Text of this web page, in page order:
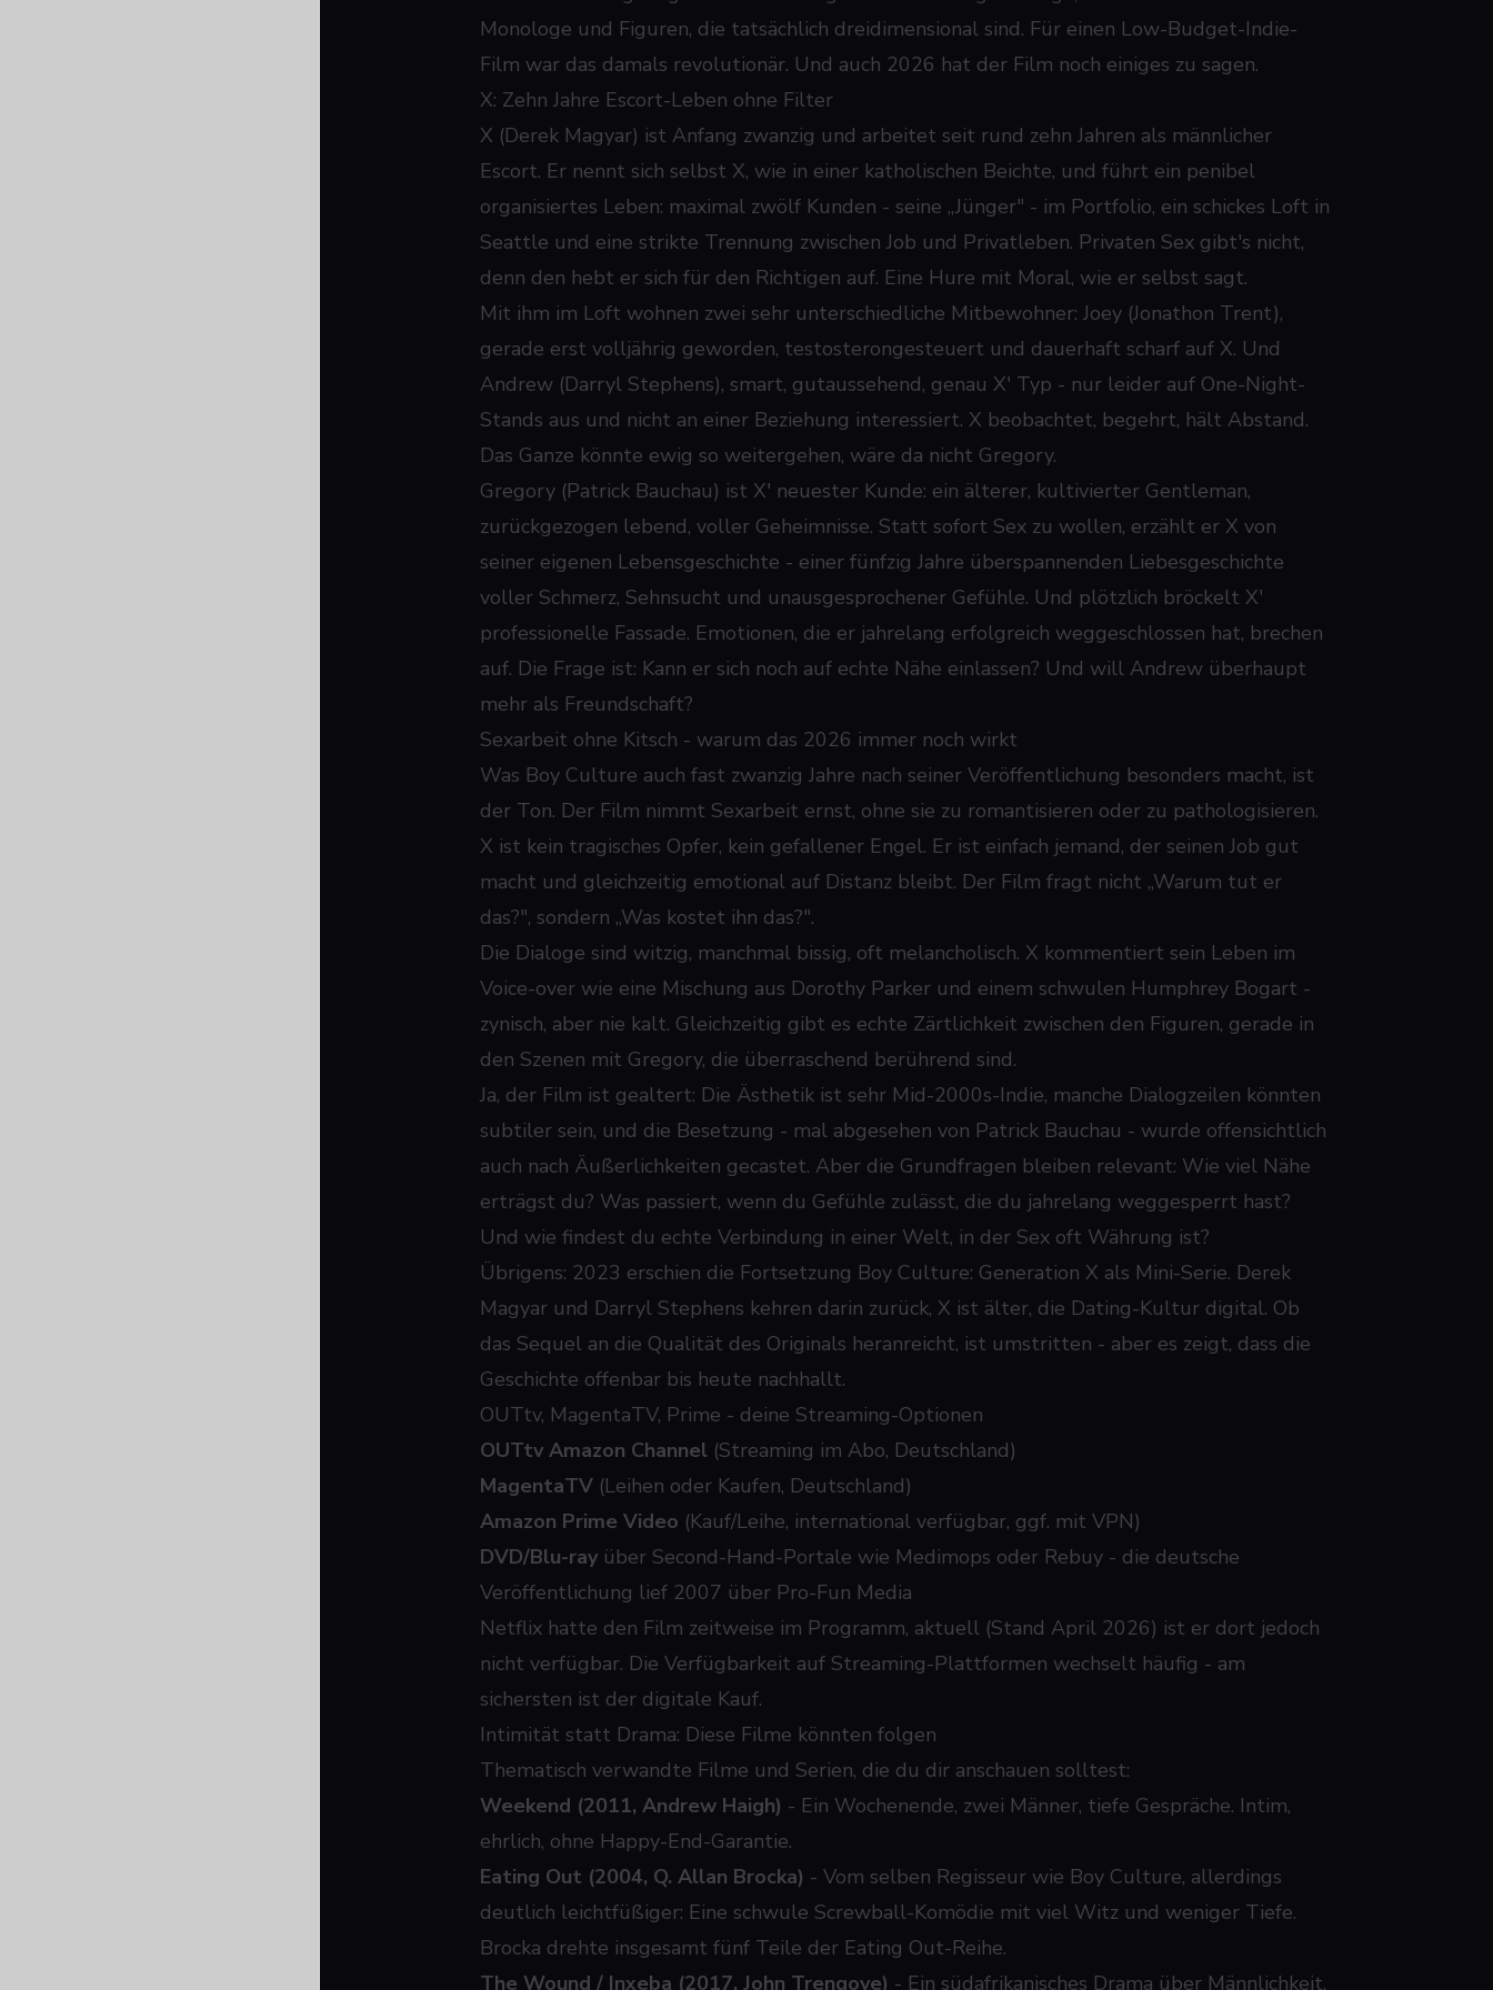
Monologe und Figuren, die tatsächlich dreidimensional sind. Für einen Low-Budget-Indie-
Film war das damals revolutionär. Und auch 2026 hat der Film noch einiges zu sagen.
X: Zehn Jahre Escort-Leben ohne Filter
X (Derek Magyar) ist Anfang zwanzig und arbeitet seit rund zehn Jahren als männlicher
Escort. Er nennt sich selbst X, wie in einer katholischen Beichte, und führt ein penibel
organisiertes Leben: maximal zwölf Kunden - seine „Jünger" - im Portfolio, ein schickes Loft in
Seattle und eine strikte Trennung zwischen Job und Privatleben. Privaten Sex gibt's nicht,
denn den hebt er sich für den Richtigen auf. Eine Hure mit Moral, wie er selbst sagt.
Mit ihm im Loft wohnen zwei sehr unterschiedliche Mitbewohner: Joey (Jonathon Trent),
gerade erst volljährig geworden, testosterongesteuert und dauerhaft scharf auf X. Und
Andrew (Darryl Stephens), smart, gutaussehend, genau X' Typ - nur leider auf One-Night-
Stands aus und nicht an einer Beziehung interessiert. X beobachtet, begehrt, hält Abstand.
Das Ganze könnte ewig so weitergehen, wäre da nicht Gregory.
Gregory (Patrick Bauchau) ist X' neuester Kunde: ein älterer, kultivierter Gentleman,
zurückgezogen lebend, voller Geheimnisse. Statt sofort Sex zu wollen, erzählt er X von
seiner eigenen Lebensgeschichte - einer fünfzig Jahre überspannenden Liebesgeschichte
voller Schmerz, Sehnsucht und unausgesprochener Gefühle. Und plötzlich bröckelt X'
professionelle Fassade. Emotionen, die er jahrelang erfolgreich weggeschlossen hat, brechen
auf. Die Frage ist: Kann er sich noch auf echte Nähe einlassen? Und will Andrew überhaupt
mehr als Freundschaft?
Sexarbeit ohne Kitsch - warum das 2026 immer noch wirkt
Was Boy Culture auch fast zwanzig Jahre nach seiner Veröffentlichung besonders macht, ist
der Ton. Der Film nimmt Sexarbeit ernst, ohne sie zu romantisieren oder zu pathologisieren.
X ist kein tragisches Opfer, kein gefallener Engel. Er ist einfach jemand, der seinen Job gut
macht und gleichzeitig emotional auf Distanz bleibt. Der Film fragt nicht „Warum tut er
das?", sondern „Was kostet ihn das?".
Die Dialoge sind witzig, manchmal bissig, oft melancholisch. X kommentiert sein Leben im
Voice-over wie eine Mischung aus Dorothy Parker und einem schwulen Humphrey Bogart -
zynisch, aber nie kalt. Gleichzeitig gibt es echte Zärtlichkeit zwischen den Figuren, gerade in
den Szenen mit Gregory, die überraschend berührend sind.
Ja, der Film ist gealtert: Die Ästhetik ist sehr Mid-2000s-Indie, manche Dialogzeilen könnten
subtiler sein, und die Besetzung - mal abgesehen von Patrick Bauchau - wurde offensichtlich
auch nach Äußerlichkeiten gecastet. Aber die Grundfragen bleiben relevant: Wie viel Nähe
erträgst du? Was passiert, wenn du Gefühle zulässt, die du jahrelang weggesperrt hast?
Und wie findest du echte Verbindung in einer Welt, in der Sex oft Währung ist?
Übrigens: 2023 erschien die Fortsetzung Boy Culture: Generation X als Mini-Serie. Derek
Magyar und Darryl Stephens kehren darin zurück, X ist älter, die Dating-Kultur digital. Ob
das Sequel an die Qualität des Originals heranreicht, ist umstritten - aber es zeigt, dass die
Geschichte offenbar bis heute nachhallt.
OUTtv, MagentaTV, Prime - deine Streaming-Optionen
OUTtv Amazon Channel (Streaming im Abo, Deutschland)
MagentaTV (Leihen oder Kaufen, Deutschland)
Amazon Prime Video (Kauf/Leihe, international verfügbar, ggf. mit VPN)
DVD/Blu-ray über Second-Hand-Portale wie Medimops oder Rebuy - die deutsche
Veröffentlichung lief 2007 über Pro-Fun Media
Netflix hatte den Film zeitweise im Programm, aktuell (Stand April 2026) ist er dort jedoch
nicht verfügbar. Die Verfügbarkeit auf Streaming-Plattformen wechselt häufig - am
sichersten ist der digitale Kauf.
Intimität statt Drama: Diese Filme könnten folgen
Thematisch verwandte Filme und Serien, die du dir anschauen solltest:
Weekend (2011, Andrew Haigh) - Ein Wochenende, zwei Männer, tiefe Gespräche. Intim,
ehrlich, ohne Happy-End-Garantie.
Eating Out (2004, Q. Allan Brocka) - Vom selben Regisseur wie Boy Culture, allerdings
deutlich leichtfüßiger: Eine schwule Screwball-Komödie mit viel Witz und weniger Tiefe.
Brocka drehte insgesamt fünf Teile der Eating Out-Reihe.
The Wound / Inxeba (2017, John Trengove) - Ein südafrikanisches Drama über Männlichkeit,